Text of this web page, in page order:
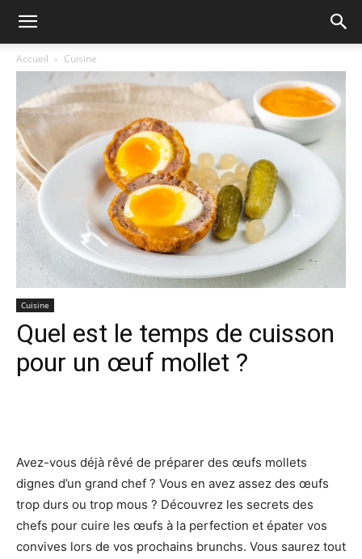
Accueil Cuisine
Cuisine
Quel est le temps de cuisson
pour un œuf mollet ?
Avez-vous déjà rêvé de préparer des œufs mollets
dignes d’un grand chef ? Vous en avez assez des œufs
trop durs ou trop mous ? Découvrez les secrets des
chefs pour cuire les œufs à la perfection et épater vos
convives lors de vos prochains brunchs. Vous saurez tout